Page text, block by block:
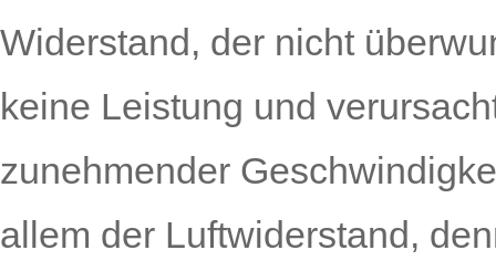
Widerstand, der nicht
keine Leistung und
zunehmender
allem der Luftwiderstand,